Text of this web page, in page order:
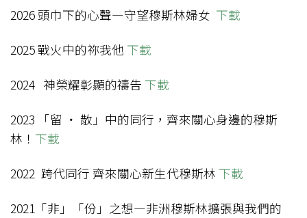
2026 頭巾下的心聲—守望穆斯林婦女 下載
2025 戰火中的祢我他 下載
2024 神榮耀彰顯的禱告 下載
2023 「留 ‧ 散」中的同行，齊來關心身邊的穆斯
林！ 下載
2022 跨代同行 齊來關心新生代穆斯林 下載
2021「非」「份」之想—非洲穆斯林擴張與我們的